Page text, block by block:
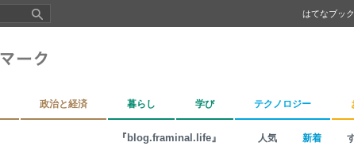
はてなブッ
政治と経済 暮らし 学び テクノロジー
『blog.framinal.life』 人気 新着